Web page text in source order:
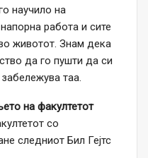
научило на
работа и сите
животот. Знам дека
да го пушти да си
таа.
на факултетот
со
следниот Бил Гејтс